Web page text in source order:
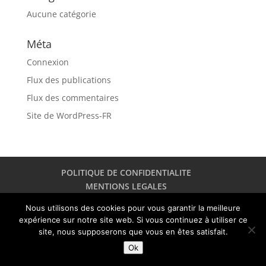
Aucune catégorie
Méta
Connexion
Flux des publications
Flux des commentaires
Site de WordPress-FR
POLITIQUE DE CONFIDENTIALITE
MENTIONS LEGALES
Nous utilisons des cookies pour vous garantir la meilleure
expérience sur notre site web. Si vous continuez à utiliser ce
site, nous supposerons que vous en êtes satisfait.
Ok